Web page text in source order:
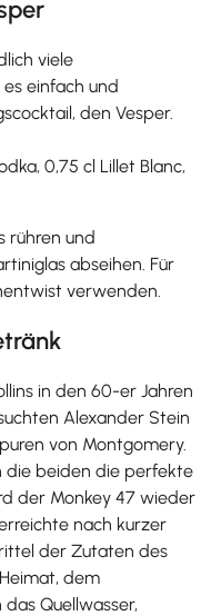
viele
einfach und
den Vesper.
0,75 cl Lillet Blanc,
rühren und
abseihen. Für
verwenden.
in den 60-er Jahren
Alexander Stein
von Montgomery.
die beiden die perfekte
der Monkey 47 wieder
nach kurzer
der Zutaten des
dem
Quellwasser,